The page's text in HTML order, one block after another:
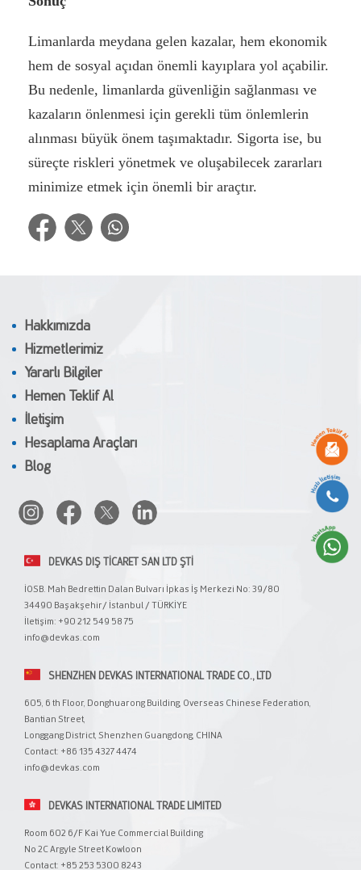
Limanlarda meydana gelen kazalar, hem ekonomik
hem de sosyal açıdan önemli kayıplara yol açabilir.
Bu nedenle, limanlarda güvenliğin sağlanması ve
kazaların önlenmesi için gerekli tüm önlemlerin
alınması büyük önem taşımaktadır. Sigorta ise, bu
süreçte riskleri yönetmek ve oluşabilecek zararları
minimize etmek için önemli bir araçtır.
Hakkımızda
Hizmetlerimiz
Yararlı Bilgiler
Hemen Teklif Al
İletişim
Hesaplama Araçları
Blog
DEVKAS DIŞ TİCARET SAN LTD ŞTİ
İOSB. Mah Bedrettin Dalan Bulvarı İpkas İş Merkezi No: 39/80
34490 Başakşehir/ İstanbul / TÜRKİYE
İletişim: +90 212 549 58 75
info@devkas.com
SHENZHEN DEVKAS INTERNATIONAL TRADE CO., LTD
605, 6 th Floor, Donghuarong Building, Overseas Chinese Federation,
Bantian Street,
Longgang District, Shenzhen Guangdong, CHINA
Contact: +86 135 4327 4474
info@devkas.com
DEVKAS INTERNATIONAL TRADE LIMITED
Room 602 6/F Kai Yue Commercial Building
No 2C Argyle Street Kowloon
Contact: +85 253 5300 8243